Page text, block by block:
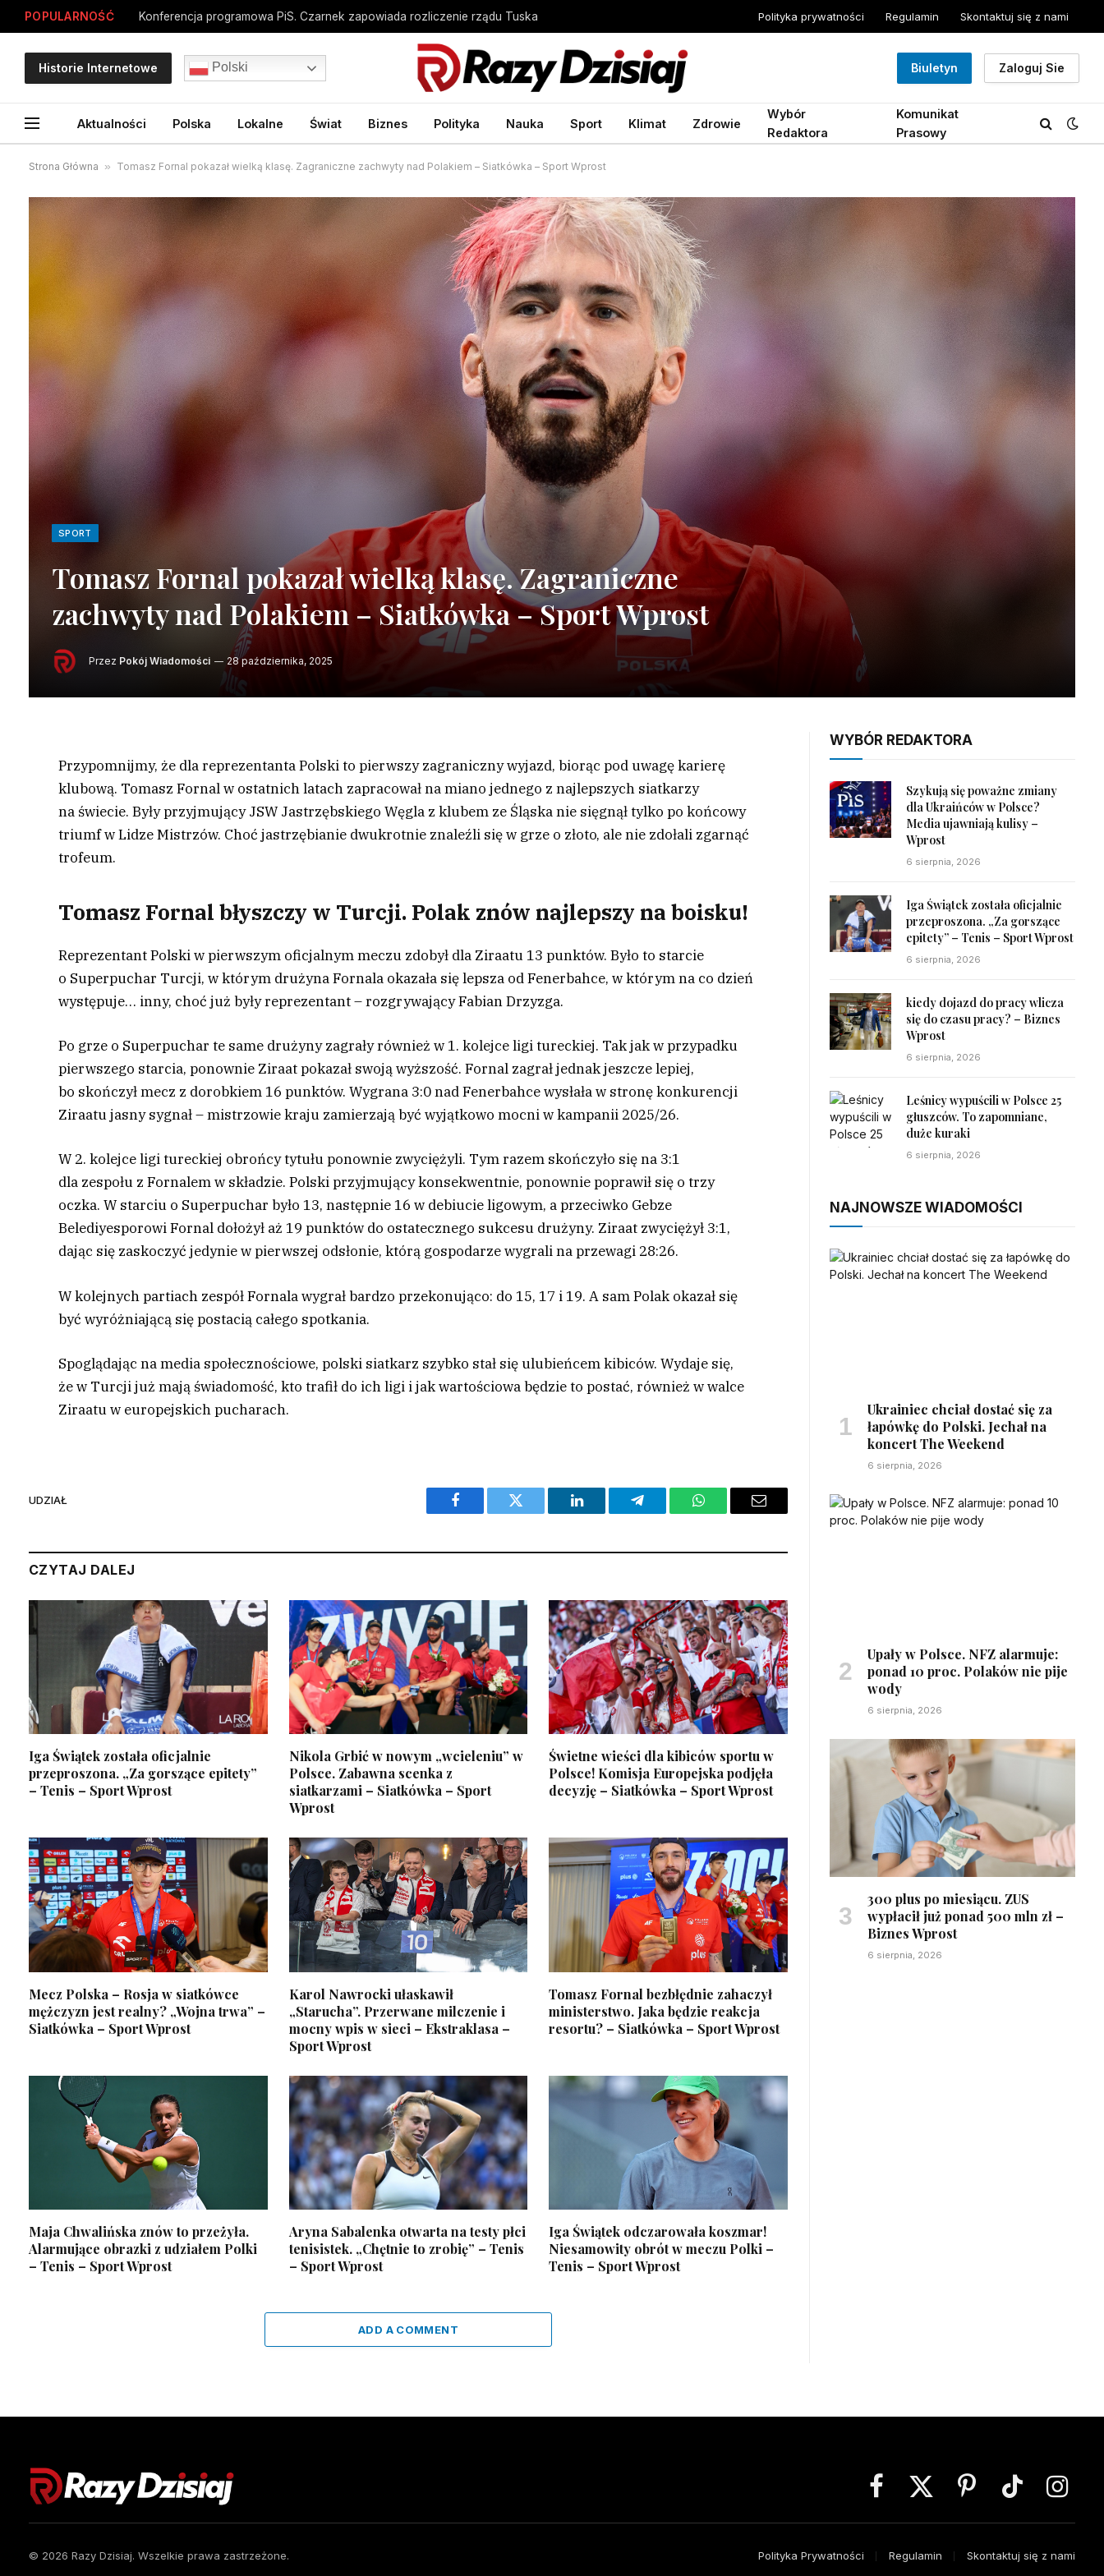
POPULARNOŚĆ Konferencja programowa PiS. Czarnek zapowiada rozliczenie rządu Tuska Polityka prywatności Regulamin Skontaktuj się z nami
Historie Internetowe Polski Biuletyn Zaloguj Sie
Aktualności Polska Lokalne Świat Biznes Polityka Nauka Sport Klimat Zdrowie
Wybór
Redaktora
Komunikat
Prasowy
Strona Główna » Tomasz Fornal pokazał wielką klasę. Zagraniczne zachwyty nad Polakiem – Siatkówka – Sport Wprost
SPORT
Tomasz Fornal pokazał wielką klasę. Zagraniczne
zachwyty nad Polakiem – Siatkówka – Sport Wprost
Przez Pokój Wiadomości 28 października, 2025
Przypomnijmy, że dla reprezentanta Polski to pierwszy zagraniczny wyjazd, biorąc pod uwagę karierę
klubową. Tomasz Fornal w ostatnich latach zapracował na miano jednego z najlepszych siatkarzy
na świecie. Były przyjmujący JSW Jastrzębskiego Węgla z klubem ze Śląska nie sięgnął tylko po końcowy
triumf w Lidze Mistrzów. Choć jastrzębianie dwukrotnie znaleźli się w grze o złoto, ale nie zdołali zgarnąć
trofeum.
Tomasz Fornal błyszczy w Turcji. Polak znów najlepszy na boisku!
Reprezentant Polski w pierwszym oficjalnym meczu zdobył dla Ziraatu 13 punktów. Było to starcie
o Superpuchar Turcji, w którym drużyna Fornala okazała się lepsza od Fenerbahce, w którym na co dzień
występuje… inny, choć już były reprezentant – rozgrywający Fabian Drzyzga.
Po grze o Superpuchar te same drużyny zagrały również w 1. kolejce ligi tureckiej. Tak jak w przypadku
pierwszego starcia, ponownie Ziraat pokazał swoją wyższość. Fornal zagrał jednak jeszcze lepiej,
bo skończył mecz z dorobkiem 16 punktów. Wygrana 3:0 nad Fenerbahce wysłała w stronę konkurencji
Ziraatu jasny sygnał – mistrzowie kraju zamierzają być wyjątkowo mocni w kampanii 2025/26.
W 2. kolejce ligi tureckiej obrońcy tytułu ponownie zwyciężyli. Tym razem skończyło się na 3:1
dla zespołu z Fornalem w składzie. Polski przyjmujący konsekwentnie, ponownie poprawił się o trzy
oczka. W starciu o Superpuchar było 13, następnie 16 w debiucie ligowym, a przeciwko Gebze
Belediyesporowi Fornal dołożył aż 19 punktów do ostatecznego sukcesu drużyny. Ziraat zwyciężył 3:1,
dając się zaskoczyć jedynie w pierwszej odsłonie, którą gospodarze wygrali na przewagi 28:26.
W kolejnych partiach zespół Fornala wygrał bardzo przekonująco: do 15, 17 i 19. A sam Polak okazał się
być wyróżniającą się postacią całego spotkania.
Spoglądając na media społecznościowe, polski siatkarz szybko stał się ulubieńcem kibiców. Wydaje się,
że w Turcji już mają świadomość, kto trafił do ich ligi i jak wartościowa będzie to postać, również w walce
Ziraatu w europejskich pucharach.
UDZIAŁ
Facebook Twitter LinkedIn Telegram WhatsAppEmail
CZYTAJ DALEJ
Iga Świątek została oficjalnie
przeproszona. „Za gorszące epitety”
– Tenis – Sport Wprost
Nikola Grbić w nowym „wcieleniu” w
Polsce. Zabawna scenka z
siatkarzami – Siatkówka – Sport
Wprost
Świetne wieści dla kibiców sportu w
Polsce! Komisja Europejska podjęła
decyzję – Siatkówka – Sport Wprost
Mecz Polska – Rosja w siatkówce
mężczyzn jest realny? „Wojna trwa” –
Siatkówka – Sport Wprost
Karol Nawrocki ułaskawił
„Starucha”. Przerwane milczenie i
mocny wpis w sieci – Ekstraklasa –
Sport Wprost
Tomasz Fornal bezbłędnie zahaczył
ministerstwo. Jaka będzie reakcja
resortu? – Siatkówka – Sport Wprost
Maja Chwalińska znów to przeżyła.
Alarmujące obrazki z udziałem Polki
– Tenis – Sport Wprost
Aryna Sabalenka otwarta na testy płci
tenisistek. „Chętnie to zrobię” – Tenis
– Sport Wprost
Iga Świątek odczarowała koszmar!
Niesamowity obrót w meczu Polki –
Tenis – Sport Wprost
ADD A COMMENT
WYBÓR REDAKTORA
Szykują się poważne zmiany
dla Ukraińców w Polsce?
Media ujawniają kulisy –
Wprost
6 sierpnia, 2026
Iga Świątek została oficjalnie
przeproszona. „Za gorszące
epitety” – Tenis – Sport Wprost
6 sierpnia, 2026
kiedy dojazd do pracy wlicza
się do czasu pracy? – Biznes
Wprost
6 sierpnia, 2026
Leśnicy wypuścili w Polsce 25
głuszców. To zapomniane,
duże kuraki
6 sierpnia, 2026
NAJNOWSZE WIADOMOŚCI
Ukrainiec chciał dostać się za
łapówkę do Polski. Jechał na
koncert The Weekend
6 sierpnia, 2026
Upały w Polsce. NFZ alarmuje:
ponad 10 proc. Polaków nie pije
wody
6 sierpnia, 2026
300 plus po miesiącu. ZUS
wypłacił już ponad 500 mln zł –
Biznes Wprost
6 sierpnia, 2026
Facebook
X
PinterestTikTok
© 2026 Razy Dzisiaj. Wszelkie prawa zastrzeżone. Polityka Prywatności Regulamin Skontaktuj się z nami